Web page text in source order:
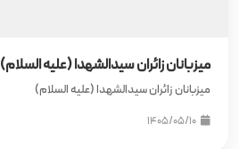
میزبانان زائران سیدالشهدا (علیه‌ السلام)
میزبانان زائران سیدالشهدا (علیه‌ السلام)
۱۴۰۵/۰۵/۱۰